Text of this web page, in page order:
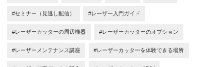
#セミナー（見逃し配信） #レーザー入門ガイド
#レーザーカッターの周辺機器 #レーザーカッターのオプション
#レーザーメンテナンス講座 #レーザーカッターを体験できる場所